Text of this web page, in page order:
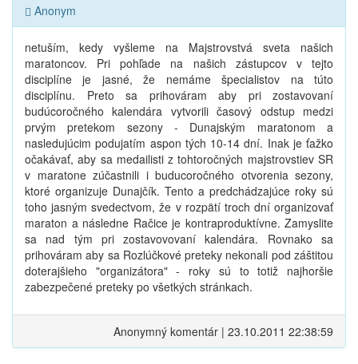
Anonym
netuším, kedy vyšleme na Majstrovstvá sveta našich
maratoncov. Pri pohľade na našich zástupcov v tejto
disciplíne je jasné, že nemáme špecialistov na túto
disciplínu. Preto sa prihováram aby pri zostavovaní
budúcoročného kalendára vytvorili časový odstup medzi
prvým pretekom sezony - Dunajským maratonom a
nasledujúcim podujatím aspon tých 10-14 dní. Inak je ťažko
očakávať, aby sa medailisti z tohtoročných majstrovstiev SR
v maratone zúčastnili i buducoročného otvorenia sezony,
ktoré organizuje Dunajčík. Tento a predchádzajúce roky sú
toho jasným svedectvom, že v rozpätí troch dní organizovať
maraton a následne Račice je kontraproduktívne. Zamyslite
sa nad tým pri zostavovovaní kalendára. Rovnako sa
prihováram aby sa Rozlúčkové preteky nekonali pod záštitou
doterajšieho "organizátora" - roky sú to totiž najhoršie
zabezpečené preteky po všetkých stránkach.
Anonymný komentár | 23.10.2011 22:38:59